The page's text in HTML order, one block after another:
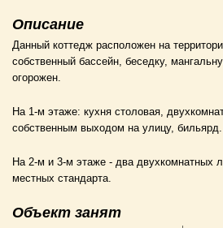
Описание
Данный коттедж расположен на
собственный бассейн, беседку,
огорожен.
На 1-м этаже: кухня столовая,
собственным выходом на улицу, бильярд.
На 2-м и 3-м этаже - два двухкомнатных
местных стандарта.
Объект занят